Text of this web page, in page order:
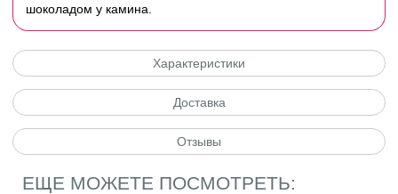
шоколадом у камина.
Характеристики
Доставка
Отзывы
ЕЩЕ МОЖЕТЕ ПОСМОТРЕТЬ: